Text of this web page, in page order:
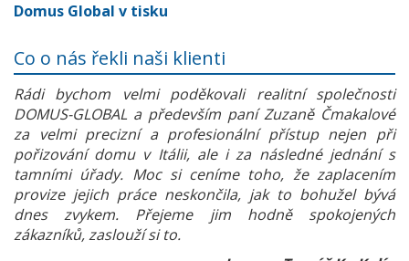
Domus Global v tisku
Co o nás řekli naši klienti
Rádi bychom velmi poděkovali realitní společnosti
DOMUS-GLOBAL a především paní Zuzaně Čmakalové
za velmi precizní a profesionální přístup nejen při
pořizování domu v Itálii, ale i za následné jednání s
tamními úřady. Moc si ceníme toho, že zaplacením
provize jejich práce neskončila, jak to bohužel bývá
dnes zvykem. Přejeme jim hodně spokojených
zákazníků, zaslouží si to.